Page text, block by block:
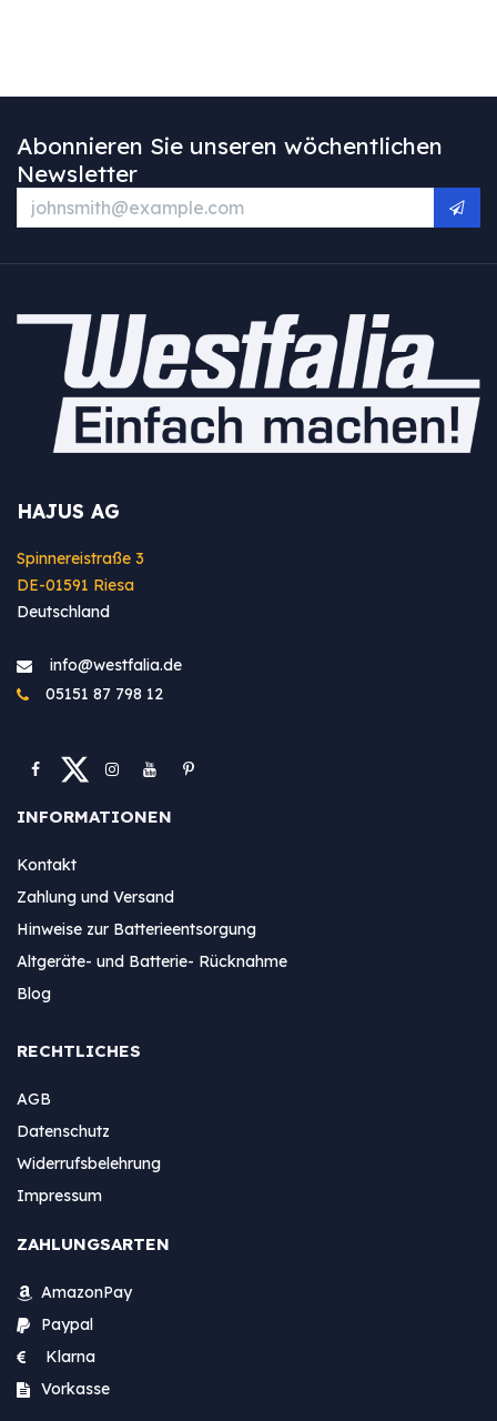
Abonnieren Sie unseren wöchentlichen
Newsletter
HAJUS AG
Spinnereistraße 3
DE-01591 Riesa
Deutschland
info@westfa​lia.de
05151 87 798 12
INFORMATIONEN
Kontakt
Zahlung und Versand
Hinweise zur Batterieentsorgung
Altgeräte- und Batterie- Rücknahme
Blog
RECHTLICHES
AGB
Datenschutz
Widerrufsbelehrung
Impressum
ZAHLUNGSARTEN
AmazonPay
Paypal
Klarna
Vorkasse